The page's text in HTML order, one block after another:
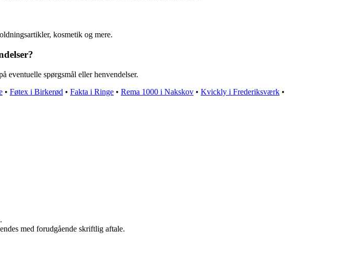
kosmetik og mere.
eventuelle spørgsmål eller henvendelser.
• Føtex i Birkerød • Fakta i Ringe • Rema 1000 i Nakskov • Kvickly i Frederiksværk •
med forudgående skriftlig aftale.